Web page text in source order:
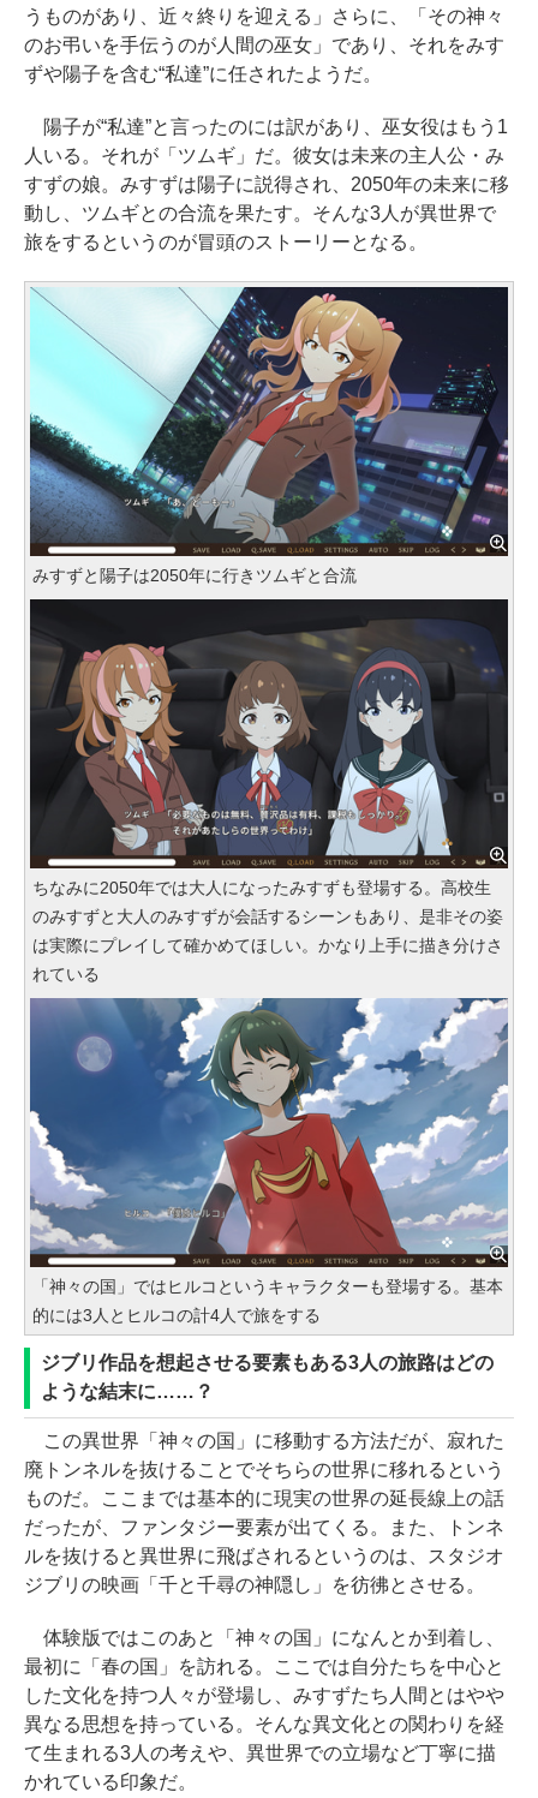
うものがあり、近々終りを迎える」さらに、「その神々
のお弔いを手伝うのが人間の巫女」であり、それをみす
ずや陽子を含む“私達”に任されたようだ。
陽子が“私達”と言ったのには訳があり、巫女役はもう1
人いる。それが「ツムギ」だ。彼女は未来の主人公・み
すずの娘。みすずは陽子に説得され、2050年の未来に移
動し、ツムギとの合流を果たす。そんな3人が異世界で
旅をするというのが冒頭のストーリーとなる。
みすずと陽子は2050年に行きツムギと合流
ちなみに2050年では大人になったみすずも登場する。高校生
のみすずと大人のみすずが会話するシーンもあり、是非その姿
は実際にプレイして確かめてほしい。かなり上手に描き分けさ
れている
「神々の国」ではヒルコというキャラクターも登場する。基本
的には3人とヒルコの計4人で旅をする
ジブリ作品を想起させる要素もある3人の旅路はどの
ような結末に……？
この異世界「神々の国」に移動する方法だが、寂れた
廃トンネルを抜けることでそちらの世界に移れるという
ものだ。ここまでは基本的に現実の世界の延長線上の話
だったが、ファンタジー要素が出てくる。また、トンネ
ルを抜けると異世界に飛ばされるというのは、スタジオ
ジブリの映画「千と千尋の神隠し」を彷彿とさせる。
体験版ではこのあと「神々の国」になんとか到着し、
最初に「春の国」を訪れる。ここでは自分たちを中心と
した文化を持つ人々が登場し、みすずたち人間とはやや
異なる思想を持っている。そんな異文化との関わりを経
て生まれる3人の考えや、異世界での立場など丁寧に描
かれている印象だ。